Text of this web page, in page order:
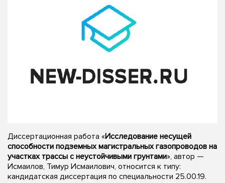
Диссертационная работа «Исследование несущей
способности подземных магистральных газопроводов на
участках трассы с неустойчивыми грунтами», автор —
Исмаилов, Тимур Исмаилович, относится к типу:
кандидатская диссертация по специальности 25.00.19.